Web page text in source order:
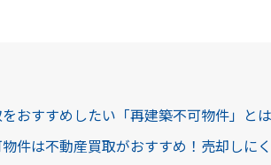
おすすめしたい「再建築不可物件」とは
件は不動産買取がおすすめ！売却しに